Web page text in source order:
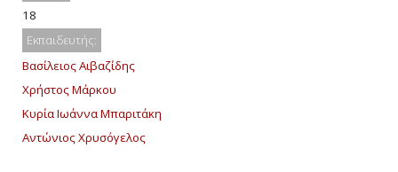
18
Εκπαιδευτής:
Βασίλειος Αιβαζίδης
Χρήστος Μάρκου
Κυρία Ιωάννα Μπαριτάκη
Αντώνιος Χρυσόγελος